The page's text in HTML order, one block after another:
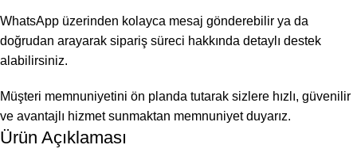
WhatsApp üzerinden kolayca mesaj gönderebilir ya da
doğrudan arayarak sipariş süreci hakkında detaylı destek
alabilirsiniz.
Müşteri memnuniyetini ön planda tutarak sizlere hızlı, güvenilir
ve avantajlı hizmet sunmaktan memnuniyet duyarız.
Ürün Açıklaması